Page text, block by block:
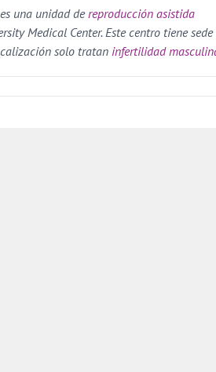
una unidad dereproducción asistida
Medical Center. Este centro tiene sede
solo tratan infertilidad